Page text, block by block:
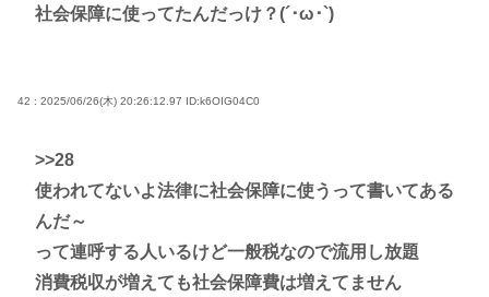
社会保障に使ってたんだっけ？(´･ω･`)
42 : 2025/06/26(木) 20:26:12.97 ID:k6OIG04C0
>>28
使われてないよ法律に社会保障に使うって書いてある
んだ～
って連呼する人いるけど一般税なので流用し放題
消費税収が増えても社会保障費は増えてません